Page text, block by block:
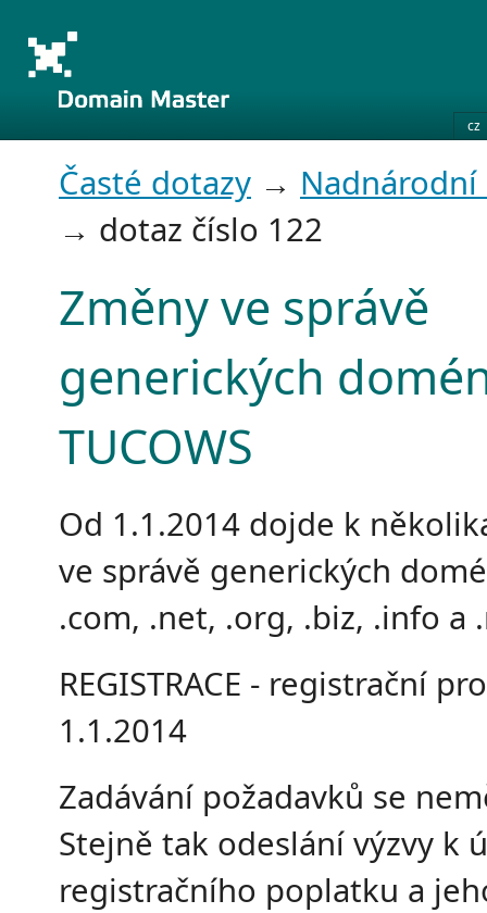
cz
Časté dotazy →
→ dotaz číslo 122
Změny ve správě
generických
TUCOWS
Od 1.1.2014 dojde k
ve správě generických
.com, .net, .org, .biz, .info a
REGISTRACE - registrační
1.1.2014
Zadávání požadavků se
Stejně tak odeslání výzvy k
registračního poplatku a